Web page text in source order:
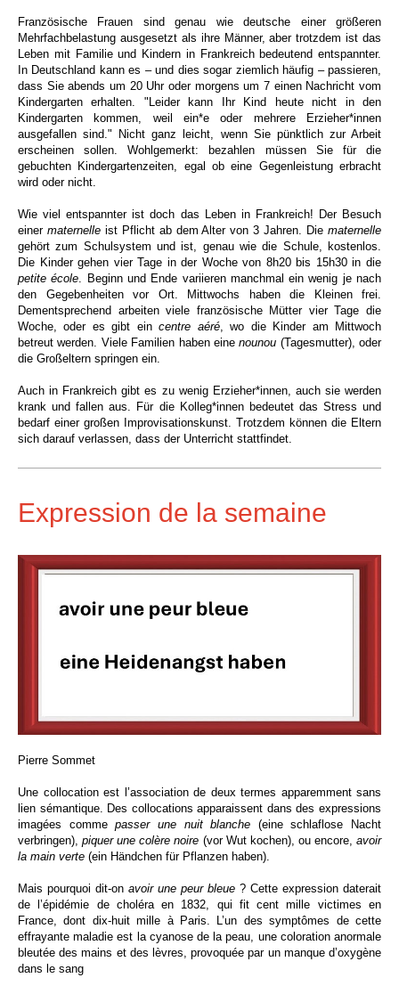
Französische Frauen sind genau wie deutsche einer größeren
Mehrfachbelastung ausgesetzt als ihre Männer, aber trotzdem ist das
Leben mit Familie und Kindern in Frankreich bedeutend entspannter.
In Deutschland kann es – und dies sogar ziemlich häufig – passieren,
dass Sie abends um 20 Uhr oder morgens um 7 einen Nachricht vom
Kindergarten erhalten. "Leider kann Ihr Kind heute nicht in den
Kindergarten kommen, weil ein*e oder mehrere Erzieher*innen
ausgefallen sind." Nicht ganz leicht, wenn Sie pünktlich zur Arbeit
erscheinen sollen. Wohlgemerkt: bezahlen müssen Sie für die
gebuchten Kindergartenzeiten, egal ob eine Gegenleistung erbracht
wird oder nicht.
Wie viel entspannter ist doch das Leben in Frankreich! Der Besuch
einer maternelleist Pflicht ab dem Alter von 3 Jahren. Diematernelle
gehört zum Schulsystem und ist, genau wie die Schule, kostenlos.
Die Kinder gehen vier Tage in der Woche von 8h20 bis 15h30 in die
petite école. Beginn und Ende variieren manchmal ein wenig je nach
den Gegebenheiten vor Ort. Mittwochs haben die Kleinen frei.
Dementsprechend arbeiten viele französische Mütter vier Tage die
Woche, oder es gibt eincentre aéré, wo die Kinder am Mittwoch
betreut werden. Viele Familien haben einenounou (Tagesmutter), oder
die Großeltern springen ein.
Auch in Frankreich gibt es zu wenig Erzieher*innen, auch sie werden
krank und fallen aus. Für die Kolleg*innen bedeutet das Stress und
bedarf einer großen Improvisationskunst. Trotzdem können die Eltern
sich darauf verlassen, dass der Unterricht stattfindet.
Expression de la semaine
Pierre Sommet
Une collocation est l’association de deux termes apparemment sans
lien sémantique. Des collocations apparaissent dans des expressions
imagées commepasser une nuit blanche (eine schlaflose Nacht
verbringen),piquer une colère noire (vor Wut kochen), ou encore,avoir
la main verte (ein Händchen für Pflanzen haben).
Mais pourquoi dit-on avoir une peur bleue ? Cette expression daterait
de l’épidémie de choléra en 1832, qui fit cent mille victimes en
France, dont dix-huit mille à Paris. L’un des symptômes de cette
effrayante maladie est la cyanose de la peau, une coloration anormale
bleutée des mains et des lèvres, provoquée par un manque d’oxygène
dans le sang